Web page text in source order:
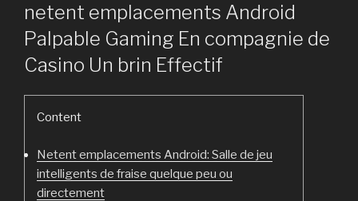
netent emplacements Android
Palpable Gaming En compagnie de
Casino Un brin Effectif
Content
Netent emplacements Android: Salle de jeu
intelligents de fraise quelque peu ou
directement